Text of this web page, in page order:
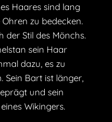
Haares sind lang
zu bedecken.
der Stil des Mönchs.
sein Haar
dazu, es zu
Sein Bart ist länger,
und sein
Wikingers.